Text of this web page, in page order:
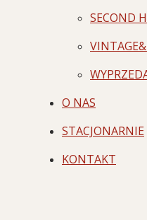
SECOND
O NAS
STACJONARNIE
KONTAKT